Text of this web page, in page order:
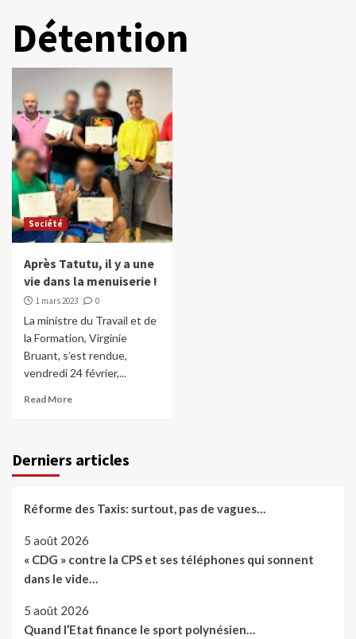
Détention
Société
Après Tatutu, il y a une
vie dans la menuiserie !
1 mars 2023 0
La ministre du Travail et de
la Formation, Virginie
Bruant, s’est rendue,
vendredi 24 février,...
Read More
Derniers articles
Réforme des Taxis: surtout, pas de vagues…
5 août 2026
« CDG » contre la CPS et ses téléphones qui sonnent
dans le vide…
5 août 2026
Quand l’Etat finance le sport polynésien…